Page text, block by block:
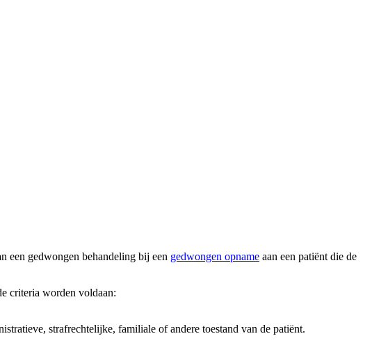
een gedwongen behandeling bij een gedwongen opname aan een patiënt die de
criteria worden voldaan:
strafrechtelijke, familiale of andere toestand van de patiënt.